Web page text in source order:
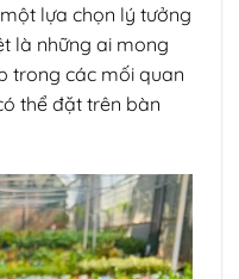
lựa chọn lý tưởng
là những ai mong
trong các mối quan
thể đặt trên bàn